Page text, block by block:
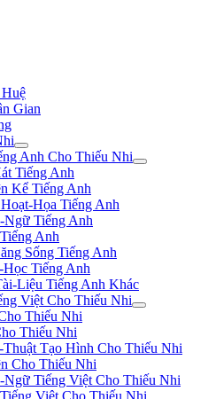
Gian
Anh Cho Thiếu Nhi
Tiếng Anh
Kể Tiếng Anh
Họa Tiếng Anh
Ngữ Tiếng Anh
Anh
Sống Tiếng Anh
Tiếng Anh
Liệu Tiếng Anh Khác
Việt Cho Thiếu Nhi
Thiếu Nhi
Thiếu Nhi
Thuật Tạo Hình Cho Thiếu Nhi
Cho Thiếu Nhi
Ngữ Tiếng Việt Cho Thiếu Nhi
Việt Cho Thiếu Nhi